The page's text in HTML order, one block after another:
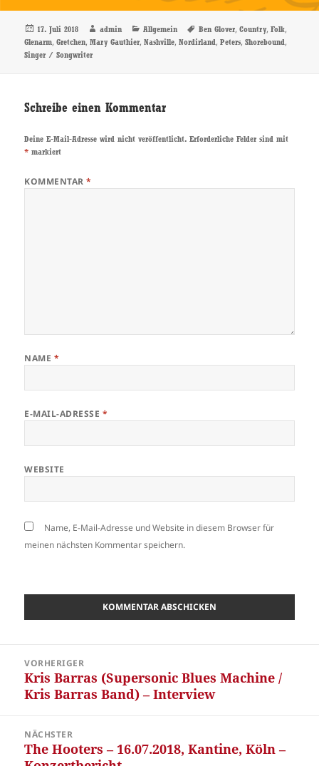
Veröffentlicht
am
17. Juli 2018 Autor
admin Kategorien
Allgemein Schlagwörter
Ben Glover,Country,Folk,
Glenarm,Gretchen,Mary Gauthier,Nashville,Nordirland,Peters,Shorebound,
Singer / Songwriter
Schreibe einen Kommentar
Deine E-Mail-Adresse wird nicht veröffentlicht. Erforderliche Felder sind mit
* markiert
KOMMENTAR*
NAME *
E-MAIL-ADRESSE *
WEBSITE
Name, E-Mail-Adresse und Website in diesem Browser für
meinen nächsten Kommentar speichern.
VORHERIGER
Vorheriger
Beitrag:
Kris Barras (Supersonic Blues Machine /
Kris Barras Band) – Interview
NÄCHSTER
Nächster
The Hooters – 16.07.2018, Kantine, Köln –